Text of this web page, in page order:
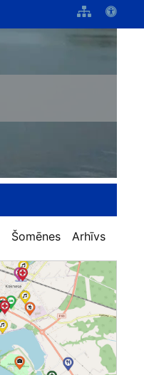
Šomēnes Arhīvs